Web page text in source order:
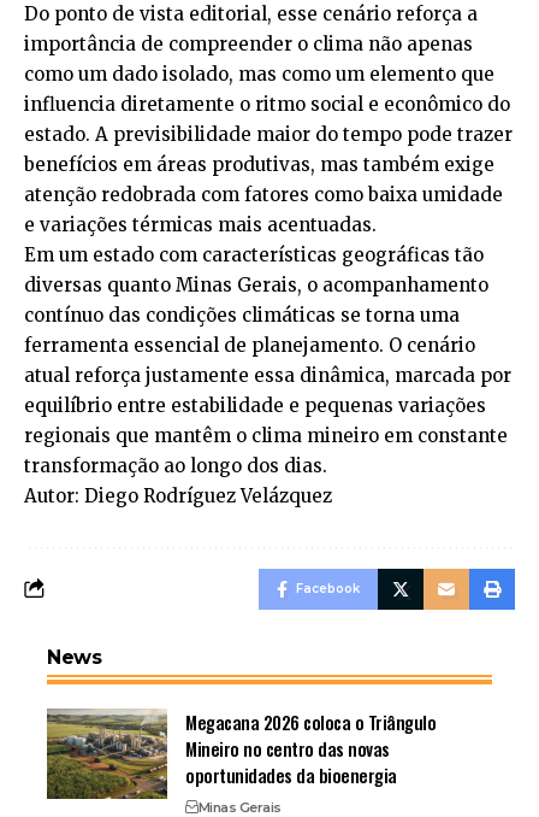
Do ponto de vista editorial, esse cenário reforça a
importância de compreender o clima não apenas
como um dado isolado, mas como um elemento que
influencia diretamente o ritmo social e econômico do
estado. A previsibilidade maior do tempo pode trazer
benefícios em áreas produtivas, mas também exige
atenção redobrada com fatores como baixa umidade
e variações térmicas mais acentuadas.
Em um estado com características geográficas tão
diversas quanto Minas Gerais, o acompanhamento
contínuo das condições climáticas se torna uma
ferramenta essencial de planejamento. O cenário
atual reforça justamente essa dinâmica, marcada por
equilíbrio entre estabilidade e pequenas variações
regionais que mantêm o clima mineiro em constante
transformação ao longo dos dias.
Autor: Diego Rodríguez Velázquez
Facebook
News
Megacana 2026 coloca o Triângulo
Mineiro no centro das novas
oportunidades da bioenergia
Minas Gerais